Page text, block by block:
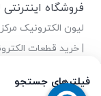
فیلترهای جستجو
فروشگاه
لیون الکترونیک
| خرید قطعات